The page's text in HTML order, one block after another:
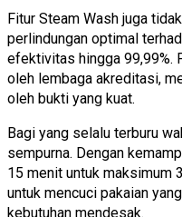
Fitur Steam Wash juga
perlindungan optimal
efektivitas hingga 99,99%.
oleh lembaga akreditasi,
oleh bukti yang kuat.
Bagi yang selalu terburu
sempurna. Dengan
15 menit untuk maksimum
untuk mencuci pakaian
kebutuhan mendesak.